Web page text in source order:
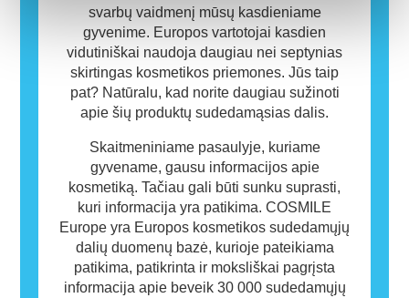
svarbų vaidmenį mūsų kasdieniame
gyvenime. Europos vartotojai kasdien
vidutiniškai naudoja daugiau nei septynias
skirtingas kosmetikos priemones. Jūs taip
pat? Natūralu, kad norite daugiau sužinoti
apie šių produktų sudedamąsias dalis.
Skaitmeniniame pasaulyje, kuriame
gyvename, gausu informacijos apie
kosmetiką. Tačiau gali būti sunku suprasti,
kuri informacija yra patikima. COSMILE
Europe yra Europos kosmetikos sudedamųjų
dalių duomenų bazė, kurioje pateikiama
patikima, patikrinta ir moksliškai pagrįsta
informacija apie beveik 30 000 sudedamųjų